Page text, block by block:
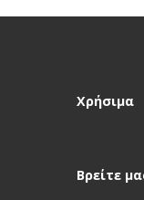
Χρήσιμα
Βρείτε